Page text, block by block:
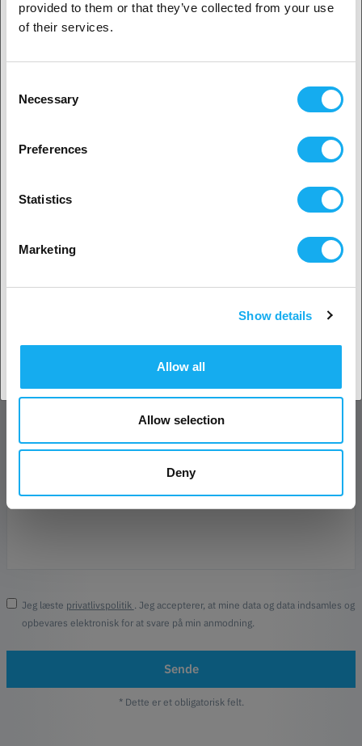
provided to them or that they’ve collected from your use
of their services.
Selection
Necessary
Preferences
Statistics
Marketing
Show details
Allow all
Allow selection
Deny
Telefon
Jeg læste privatlivspolitik
. Jeg accepterer, at mine data og data indsamles og
opbevares elektronisk for at svare på min anmodning.
Sende
* Dette er et obligatorisk felt.
Erhvervskunde
Privat kunde